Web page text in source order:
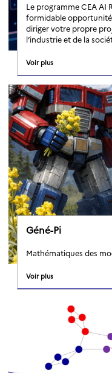
Le programme CEA AI
formidable
diriger votre propre
l’industrie et de la
Voir plus
Géné-Pi
Mathématiques des
Voir plus